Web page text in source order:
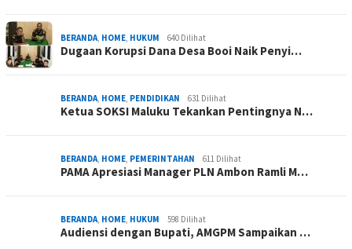
BERANDA, HOME, HUKUM 640 Dilihat
Dugaan Korupsi Dana Desa Booi Naik Penyi…
BERANDA, HOME, PENDIDIKAN 631 Dilihat
Ketua SOKSI Maluku Tekankan Pentingnya N…
BERANDA, HOME, PEMERINTAHAN 611 Dilihat
PAMA Apresiasi Manager PLN Ambon Ramli M…
BERANDA, HOME, HUKUM 598 Dilihat
Audiensi dengan Bupati, AMGPM Sampaikan …